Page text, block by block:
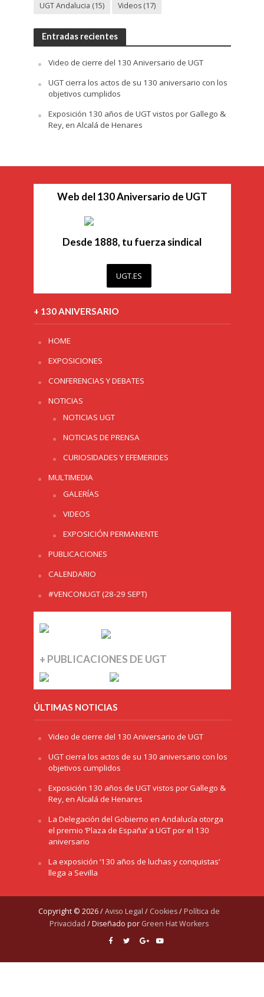
UGT Andalucia (15) Videos(17)
Entradas recientes
Video de cierre del 130 Aniversario de UGT
UGT cierra los actos de su 130 aniversario con los
objetivos cumplidos
Exposición 130 años de UGT vistos por Gallego &
Rey, en Alcalá de Henares
Web del 130 Aniversario de UGT
Desde 1888, tu fuerza sindical
UGT.ES
+ 130 ANIVERSARIO
HOME
EXPOSICIONES
CONFERENCIAS Y DEBATES
NOTICIAS
NOTICIAS UGT
NOTICIAS DE PRENSA
CURIOSIDADES Y EFEMERIDES
MULTIMEDIA
GALERÍAS
VIDEOS
EXPOSICIÓN PERMANENTE
PUBLICACIONES
CALENDARIO
#VENCONUGT (28-29 SEPT)
+ PUBLICACIONES DE UGT
ÚLTIMAS NOTICIAS
Video de cierre del 130 Aniversario de UGT
UGT cierra los actos de su 130 aniversario con los
objetivos cumplidos
Exposición 130 años de UGT vistos por Gallego &
Rey, en Alcalá de Henares
La Delegación del Gobierno en Andalucía otorga
el premio ‘Plaza de España’ a UGT por el 130
aniversario
La exposición ‘130 años de luchas y conquistas’
llega a Sevilla
Copyright © 2026 /Aviso Legal / Cookies/ Política de
Privacidad / Diseñado por Green Hat Workers